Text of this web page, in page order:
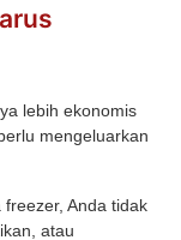
lebih ekonomis
mengeluarkan
Anda tidak
atau